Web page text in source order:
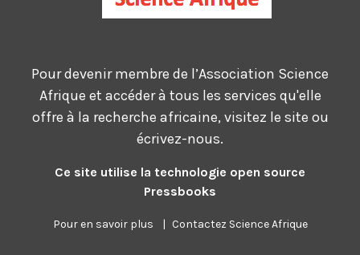
Pour devenir membre de l’Association Science
Afrique et accéder à tous les services qu'elle
offre à la recherche africaine, visitez le site ou
écrivez-nous.
Ce site utilise la technologie open source
Pressbooks
Pour en savoir plus | Contactez Science Afrique